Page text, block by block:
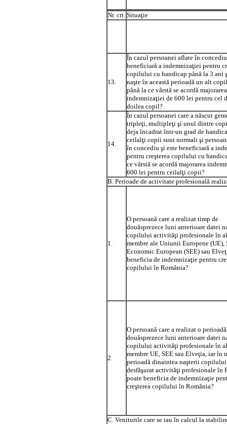
Nr. crt. Situaţie
13.
În cazul persoanei aflate în
beneficiară a indemnizaţiei pentru
copilului cu handicap până la 3 ani
naşte în această perioadă un alt
până la ce vârstă se acordă majorarea
indemnizaţiei de 600 lei pentru cel
doilea copil?
14.
În cazul persoanei care a născut
tripleţi, multipleţi şi unul dintre
deja încadrat într-un grad de
ceilalţi copii sunt normali şi
în concediu şi este beneficiară a
pentru creşterea copilului cu
ce vârstă se acordă majorarea
600 lei pentru ceilalţi copii?
B. Perioade de activitate profesională
1.
O persoană care a realizat timp de
douăsprezece luni anterioare datei
copilului activităţi profesionale în
membre ale Uniunii Europene
Economic European (SEE) sau
beneficia de indemnizaţie pentru
copilului în România?
2.
O persoană care a realizat o
douăsprezece luni anterioare datei
copilului activităţi profesionale în
membre UE, SEE sau Elveţia, iar în
perioadă dinaintea naşterii copilului
desfăşurat activităţi profesionale în
poate beneficia de indemnizaţie
creşterea copilului în România?
C. Veniturile care se iau în calcul la